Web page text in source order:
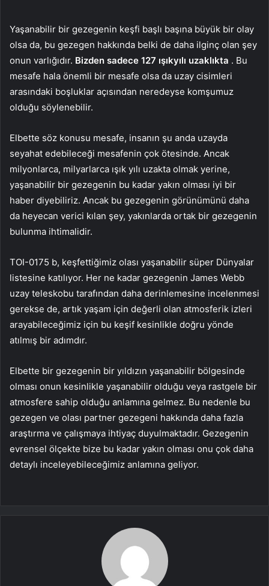
Yaşanabilir bir gezegenin keşfi başlı başına büyük bir olay
olsa da, bu gezegen hakkında belki de daha ilginç olan şey
onun varlığıdır. Bizden sadece 127 ışıkyılı uzaklıkta . Bu
mesafe hala önemli bir mesafe olsa da uzay cisimleri
arasındaki boşluklar açısından neredeyse komşumuz
olduğu söylenebilir.
Elbette söz konusu mesafe, insanın şu anda uzayda
seyahat edebileceği mesafenin çok ötesinde. Ancak
milyonlarca, milyarlarca ışık yılı uzakta olmak yerine,
yaşanabilir bir gezegenin bu kadar yakın olması iyi bir
haber diyebiliriz. Ancak bu gezegenin görünümünü daha
da heyecan verici kılan şey, yakınlarda ortak bir gezegenin
bulunma ihtimalidir.
TOI-0175 b, keşfettiğimiz olası yaşanabilir süper Dünyalar
listesine katılıyor. Her ne kadar gezegenin James Webb
uzay teleskobu tarafından daha derinlemesine incelenmesi
gerekse de, artık yaşam için değerli olan atmosferik izleri
arayabileceğimiz için bu keşif kesinlikle doğru yönde
atılmış bir adımdır.
Elbette bir gezegenin bir yıldızın yaşanabilir bölgesinde
olması onun kesinlikle yaşanabilir olduğu veya rastgele bir
atmosfere sahip olduğu anlamına gelmez. Bu nedenle bu
gezegen ve olası partner gezegeni hakkında daha fazla
araştırma ve çalışmaya ihtiyaç duyulmaktadır. Gezegenin
evrensel ölçekte bize bu kadar yakın olması onu çok daha
detaylı inceleyebileceğimiz anlamına geliyor.